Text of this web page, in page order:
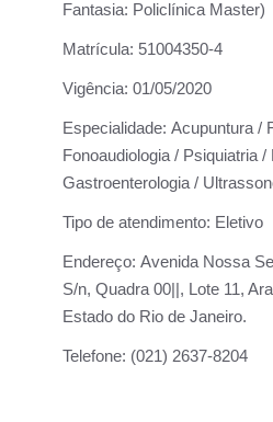
Fantasia: Policlínica Master)
Matrícula: 51004350-4
Vigência: 01/05/2020
Especialidade: Acupuntura /
Fonoaudiologia / Psiquiatria
Gastroenterologia /
Tipo de atendimento: Eletivo
Endereço: Avenida Nossa
S/n, Quadra 00||, Lote 11,
Estado do Rio de Janeiro.
Telefone: (021) 2637-8204